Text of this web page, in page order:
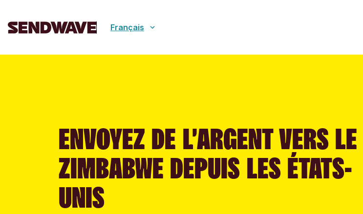
Français
ENVOYEZ DE L’ARGENT VERS LE
ZIMBABWE DEPUIS LES ÉTATS-
UNIS